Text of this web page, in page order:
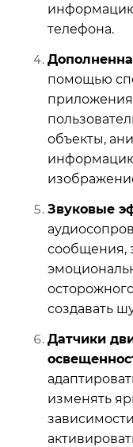
телефона.
помощью
объекты,
Звуковые
сообщения,
создавать
Датчики
изменять